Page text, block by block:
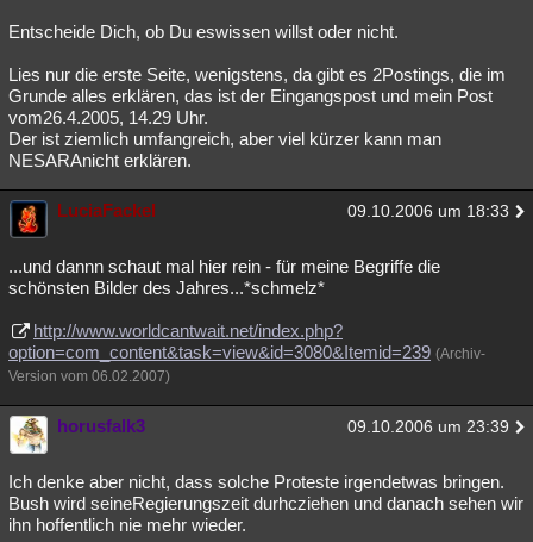
Entscheide Dich, ob Du eswissen willst oder nicht.
Lies nur die erste Seite, wenigstens, da gibt es 2Postings, die im
Grunde alles erklären, das ist der Eingangspost und mein Post
vom26.4.2005, 14.29 Uhr.
Der ist ziemlich umfangreich, aber viel kürzer kann man
NESARAnicht erklären.
LuciaFackel 09.10.2006 um 18:33
...und dannn schaut mal hier rein - für meine Begriffe die
schönsten Bilder des Jahres...*schmelz*
http://www.worldcantwait.net/index.php?
option=com_content&task=view&id=3080&Itemid=239 (Archiv-
Version vom 06.02.2007)
horusfalk3 09.10.2006 um 23:39
Ich denke aber nicht, dass solche Proteste irgendetwas bringen.
Bush wird seineRegierungszeit durhcziehen und danach sehen wir
ihn hoffentlich nie mehr wieder.